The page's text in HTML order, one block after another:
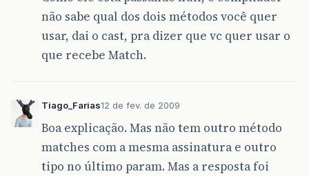
não sabe qual dos dois métodos você quer
usar, dai o cast, pra dizer que vc quer usar o
que recebe Match.
Tiago_Farias12 de fev. de 2009
Boa explicação. Mas não tem outro método
matches com a mesma assinatura e outro
tipo no último param. Mas a resposta foi